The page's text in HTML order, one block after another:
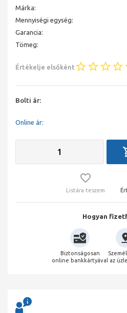
Márka:
Mennyiségi egység:
Garancia:
Tömeg:
Értékelje elsőként
Bolti ár:
Online ár:
Listára teszem
Hogyan
Biztonságosan
online bankkártyával az